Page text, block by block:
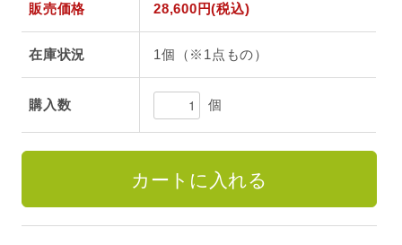
販売価格 28,600円(税込)
在庫状況 1個（※1点もの）
購入数 個